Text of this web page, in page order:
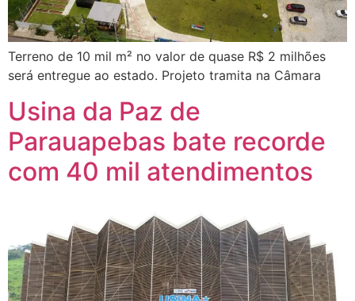
Terreno de 10 mil m² no valor de quase R$ 2 milhões
será entregue ao estado. Projeto tramita na Câmara
Usina da Paz de
Parauapebas bate recorde
com 40 mil atendimentos